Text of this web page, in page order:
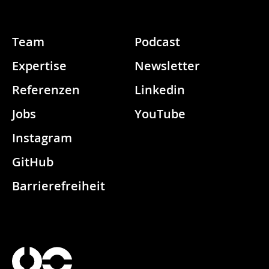
Team
Expertise
Referenzen
Jobs
Podcast
Newsletter
Linkedin
YouTube
Instagram
GitHub
Barrierefreiheit